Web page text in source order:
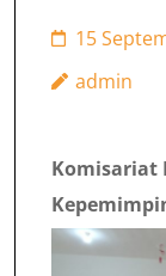
15
admin
Komisariat